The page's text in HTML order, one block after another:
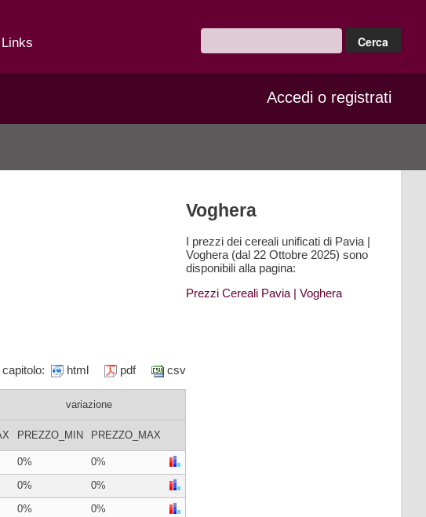
Links
Accedi o registrati
html pdf csv
variazione
PREZZO_MIN PREZZO_MAX
0%
0%
0%
0%
0%
0%
Voghera
I prezzi dei cereali unificati di Pavia |
Voghera (dal 22 Ottobre 2025) sono
disponibili alla pagina:
Prezzi Cereali Pavia | Voghera